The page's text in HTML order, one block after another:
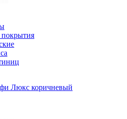
Люкс коричневый